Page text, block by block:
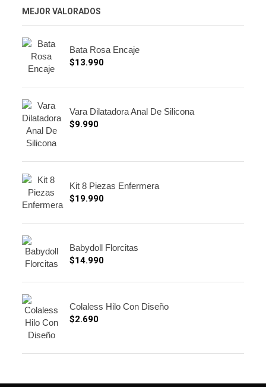
MEJOR VALORADOS
Bata Rosa Encaje
$13.990
Vara Dilatadora Anal De Silicona
$9.990
Kit 8 Piezas Enfermera
$19.990
Babydoll Florcitas
$14.990
Colaless Hilo Con Diseño
$2.690